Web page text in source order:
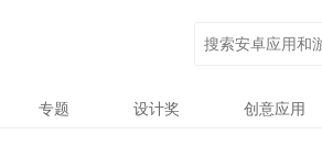
专题 设计奖 创意应用